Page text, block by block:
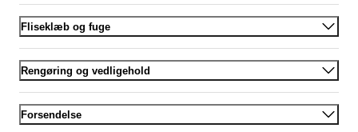
Fliseklæb og fuge
Rengøring og vedligehold
Forsendelse